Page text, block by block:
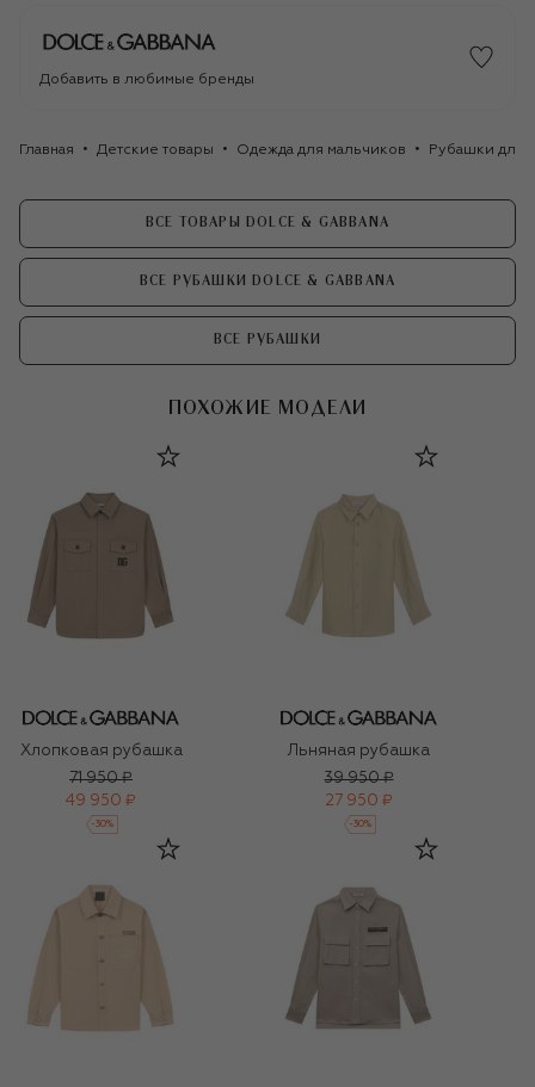
Добавить в любимые бренды
Главная Детские товары Одежда для мальчиков Рубашки для
ВСЕ ТОВАРЫ DOLCE & GABBANA
ВСЕ РУБАШКИ DOLCE & GABBANA
ВСЕ РУБАШКИ
ПОХОЖИЕ МОДЕЛИ
Хлопковая рубашка
71 950 ₽
49 950 ₽
-30%
Льняная рубашка
39 950 ₽
27 950 ₽
-30%